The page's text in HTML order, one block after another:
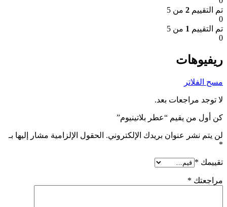
تم التقييم 2 من 5
0
تم التقييم 1 من 5
0
ريفيوهات
مسح الفلاتر
لا توجد مراجعات بعد.
كن أول من يقيم “عطر بلاتينيوم”
لن يتم نشر عنوان بريدك الإلكتروني. الحقول الإلزامية مشار إليها بـ
*
تقييمك *
مراجعتك *